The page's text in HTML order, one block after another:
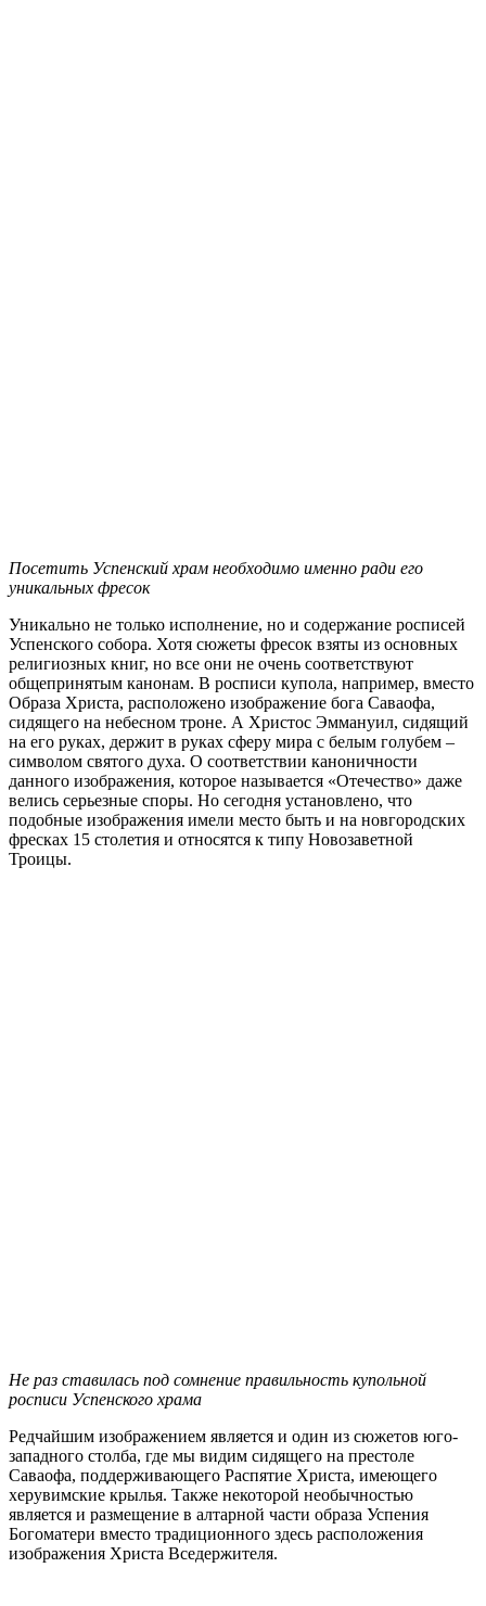
Посетить Успенский храм необходимо именно ради его
уникальных фресок
Уникально не только исполнение, но и содержание росписей
Успенского собора. Хотя сюжеты фресок взяты из основных
религиозных книг, но все они не очень соответствуют
общепринятым канонам. В росписи купола, например, вместо
Образа Христа, расположено изображение бога Саваофа,
сидящего на небесном троне. А Христос Эммануил, сидящий
на его руках, держит в руках сферу мира с белым голубем –
символом святого духа. О соответствии каноничности
данного изображения, которое называется «Отечество» даже
велись серьезные споры. Но сегодня установлено, что
подобные изображения имели место быть и на новгородских
фресках 15 столетия и относятся к типу Новозаветной
Троицы.
Не раз ставилась под сомнение правильность купольной
росписи Успенского храма
Редчайшим изображением является и один из сюжетов юго-
западного столба, где мы видим сидящего на престоле
Саваофа, поддерживающего Распятие Христа, имеющего
херувимские крылья. Также некоторой необычностью
является и размещение в алтарной части образа Успения
Богоматери вместо традиционного здесь расположения
изображения Христа Вседержителя.